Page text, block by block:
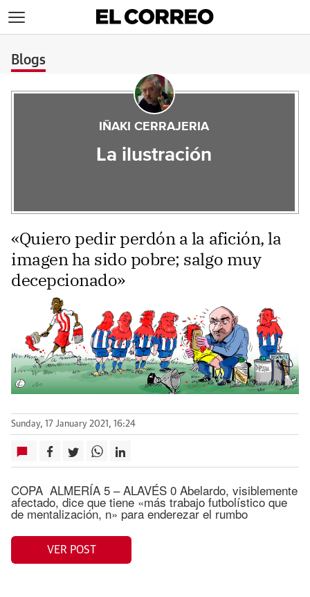
Blogs
IÑAKI CERRAJERIA
La ilustración
«Quiero pedir perdón a la afición, la
imagen ha sido pobre; salgo muy
decepcionado»
Sunday, 17 January 2021, 16:24
COPA ALMERÍA 5 – ALAVÉS 0 Abelardo, visiblemente
afectado, dice que tiene «más trabajo futbolístico que
de mentalización, n» para enderezar el rumbo
VER POST